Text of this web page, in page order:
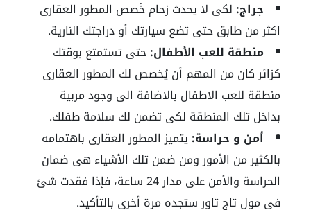
جراج: لكى لا يحدث زحام خَصص المطور العقارى
اكثر من طابق حتى تضع سيارتك أو دراجتك النارية.
منطقة للعب الأطفال:حتى تستمتع بوقتك
كزائر كان من المهم أن يُخصص لك المطور العقارى
منطقة للعب الاطفال بالاضافة الى وجود مربية
بداخل تلك المنطقة لكى تضمن لك سلامة طفلك.
أمن و حراسة:يتميز المطور العقارى باهتمامه
بالكثير من الأمور ومن ضمن تلك الأشياء هى ضمان
الحراسة والأمن على مدار 24 ساعة، فإذا فقدت شئ
فى مول تاج تاور ستجده مرة أخرى بالتأكيد.